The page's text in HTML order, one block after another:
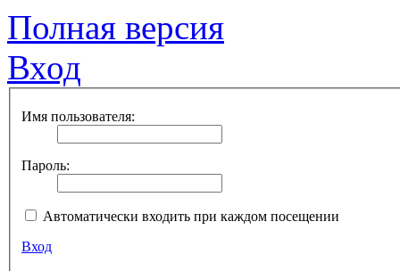
Полная версия
Вход
Имя пользователя:
Пароль:
Автоматически входить при каждом посещении
Вход